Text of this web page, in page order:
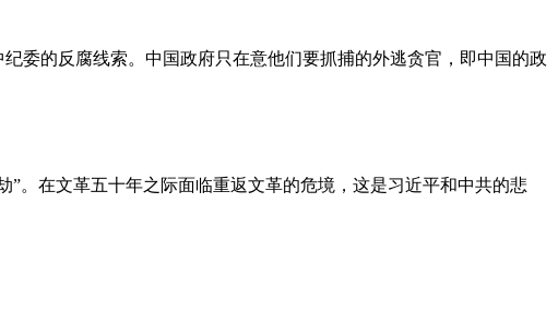
委的反腐线索。中国政府只在意他们要抓捕的外逃贪官，即中国的政
。在文革五十年之际面临重返文革的危境，这是习近平和中共的悲